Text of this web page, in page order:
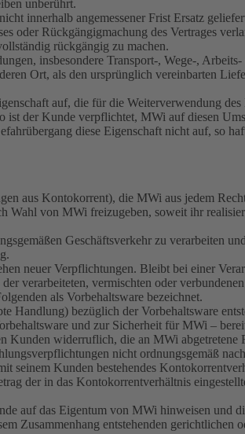
unberührt.
innerhalb angemessener Frist Ersatz
oder Rückgängigmachung des Vertrages
rückgängig zu machen.
insbesondere Transport-, Wege-,
Ort, als den ursprünglich vereinbarten
auf, die für die Weiterverwendung
der Kunde verpflichtet, MWi auf diesen
diese Eigenschaft nicht auf, so
aus Kontokorrent), die MWi aus jedem
von MWi freizugeben, soweit ihr
Geschäftsverkehr zu verarbeiten
neuer Verpflichtungen. Bleibt bei einer
verarbeiteten, vermischten oder
als Vorbehaltsware bezeichnet.
Handlung) bezüglich der Vorbehaltsware
und zur Sicherheit für MWi –
widerruflich, die an MWi abgetretene
nicht ordnungsgemäß
Kunden bestehendes
der in das Kontokorrentverhältnis
auf das Eigentum von MWi hinweisen und
Zusammenhang entstehenden gerichtlichen